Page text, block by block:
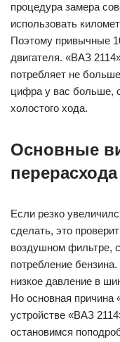
процедура замера
использовать
Поэтому привычные
двигателя. «ВАЗ
потребляет не
цифра у вас больше,
холостого хода.
Основные
перерасхода
Если резко
сделать, это
воздушном фильтре,
потребление
низкое давление в
Но основная причина
устройстве «ВАЗ
остановимся